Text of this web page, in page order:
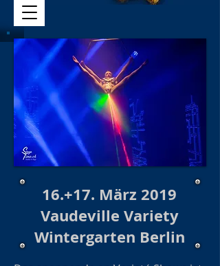
16.+17. März 2019
Vaudeville Variety
Wintergarten Berlin